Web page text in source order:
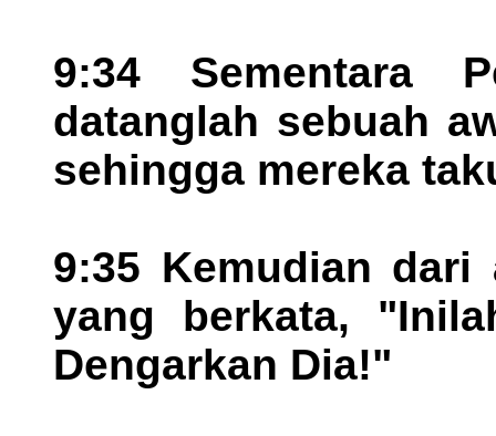
9:34 Sementara
datanglah sebuah
sehingga mereka
9:35 Kemudian
yang berkata,
Dengarkan Dia!"